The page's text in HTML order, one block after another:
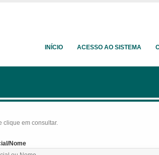
INÍCIO ACESSO AO SISTEMA
clique em consultar.
Nome